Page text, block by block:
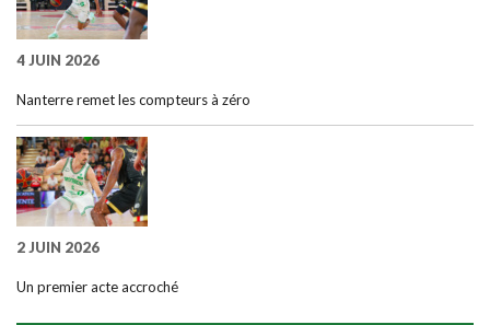
4 JUIN 2026
Nanterre remet les compteurs à zéro
2 JUIN 2026
Un premier acte accroché